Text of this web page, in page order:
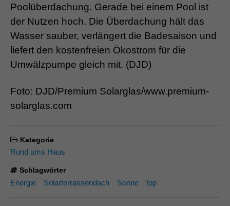
Poolüberdachung. Gerade bei einem Pool ist
der Nutzen hoch. Die Überdachung hält das
Wasser sauber, verlängert die Badesaison und
liefert den kostenfreien Ökostrom für die
Umwälzpumpe gleich mit. (DJD)
Foto: DJD/Premium Solarglas/www.premium-
solarglas.com
Kategorie
Rund ums Haus
Schlagwörter
Energie Solarterrassendach Sonne top